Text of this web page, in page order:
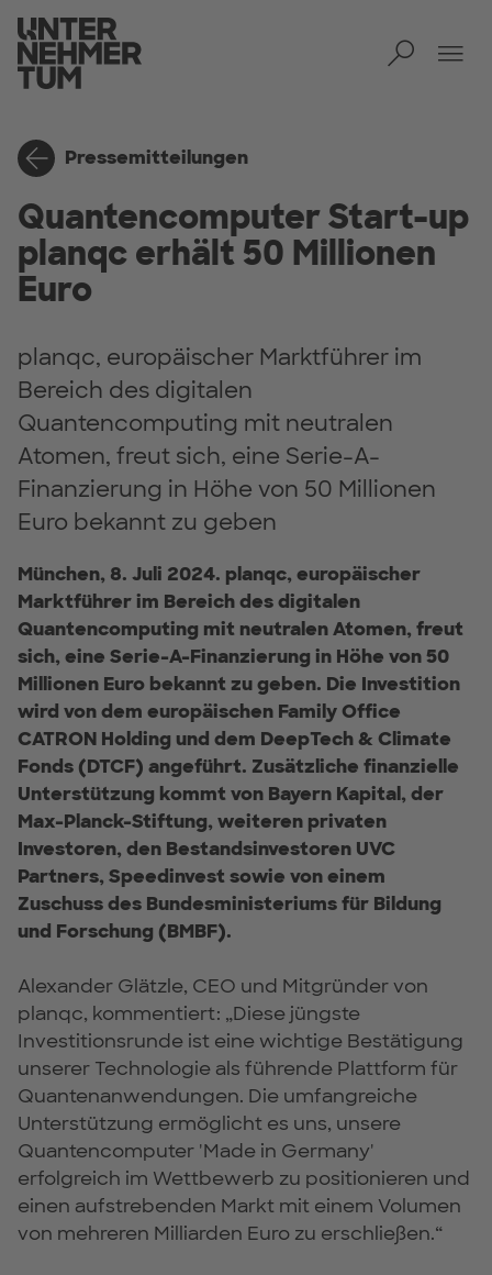
Pressemitteilungen
Quantencomputer Start-up
planqc erhält 50 Millionen
Euro
planqc, europäischer Marktführer im
Bereich des digitalen
Quantencomputing mit neutralen
Atomen, freut sich, eine Serie-A-
Finanzierung in Höhe von 50 Millionen
Euro bekannt zu geben
München, 8. Juli 2024. planqc, europäischer
Marktführer im Bereich des digitalen
Quantencomputing mit neutralen Atomen, freut
sich, eine Serie-A-Finanzierung in Höhe von 50
Millionen Euro bekannt zu geben. Die Investition
wird von dem europäischen Family Office
CATRON Holding und dem DeepTech & Climate
Fonds (DTCF) angeführt. Zusätzliche finanzielle
Unterstützung kommt von Bayern Kapital, der
Max-Planck-Stiftung, weiteren privaten
Investoren, den Bestandsinvestoren UVC
Partners, Speedinvest sowie von einem
Zuschuss des Bundesministeriums für Bildung
und Forschung (BMBF).
Alexander Glätzle, CEO und Mitgründer von
planqc, kommentiert: „Diese jüngste
Investitionsrunde ist eine wichtige Bestätigung
unserer Technologie als führende Plattform für
Quantenanwendungen. Die umfangreiche
Unterstützung ermöglicht es uns, unsere
Quantencomputer 'Made in Germany'
erfolgreich im Wettbewerb zu positionieren und
einen aufstrebenden Markt mit einem Volumen
von mehreren Milliarden Euro zu erschließen.“